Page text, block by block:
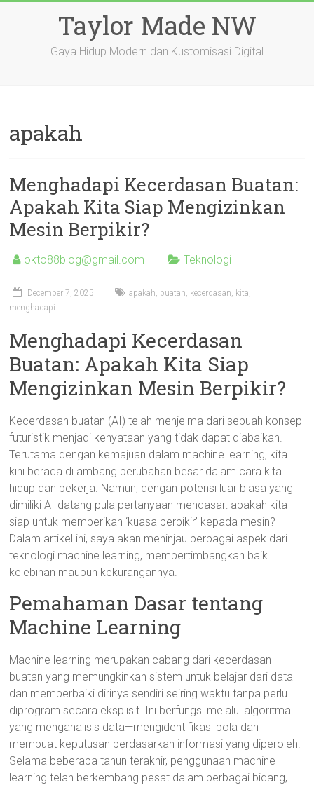
Taylor Made NW
Gaya Hidup Modern dan Kustomisasi Digital
apakah
Menghadapi Kecerdasan Buatan:
Apakah Kita Siap Mengizinkan
Mesin Berpikir?
okto88blog@gmail.com Teknologi
December 7, 2025 apakah, buatan, kecerdasan, kita,
menghadapi
Menghadapi Kecerdasan
Buatan: Apakah Kita Siap
Mengizinkan Mesin Berpikir?
Kecerdasan buatan (AI) telah menjelma dari sebuah konsep
futuristik menjadi kenyataan yang tidak dapat diabaikan.
Terutama dengan kemajuan dalam machine learning, kita
kini berada di ambang perubahan besar dalam cara kita
hidup dan bekerja. Namun, dengan potensi luar biasa yang
dimiliki AI datang pula pertanyaan mendasar: apakah kita
siap untuk memberikan ‘kuasa berpikir’ kepada mesin?
Dalam artikel ini, saya akan meninjau berbagai aspek dari
teknologi machine learning, mempertimbangkan baik
kelebihan maupun kekurangannya.
Pemahaman Dasar tentang
Machine Learning
Machine learning merupakan cabang dari kecerdasan
buatan yang memungkinkan sistem untuk belajar dari data
dan memperbaiki dirinya sendiri seiring waktu tanpa perlu
diprogram secara eksplisit. Ini berfungsi melalui algoritma
yang menganalisis data—mengidentifikasi pola dan
membuat keputusan berdasarkan informasi yang diperoleh.
Selama beberapa tahun terakhir, penggunaan machine
learning telah berkembang pesat dalam berbagai bidang,